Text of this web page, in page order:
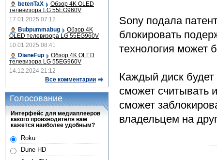
Sony подала
блокировать
технология может
Каждый диск будет
сможет считывать
сможет
владельцем на
betenTaX
Обзор 4K OLED
телевизора LG 55EG960V
17.01.2025 07:12
Bubpummabug
Обзор 4K
OLED телевизора LG 55EG960V
10.01.2025 08:41
DianeFup
Обзор 4K OLED
телевизора LG 55EG960V
14.12.2024 21:12
Все комментарии
Голосование
Интерфейс для медиаплееров
какого производителя вам
кажется наиболее удобным?
Roku
Dune HD